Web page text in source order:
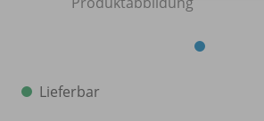
Lieferbar